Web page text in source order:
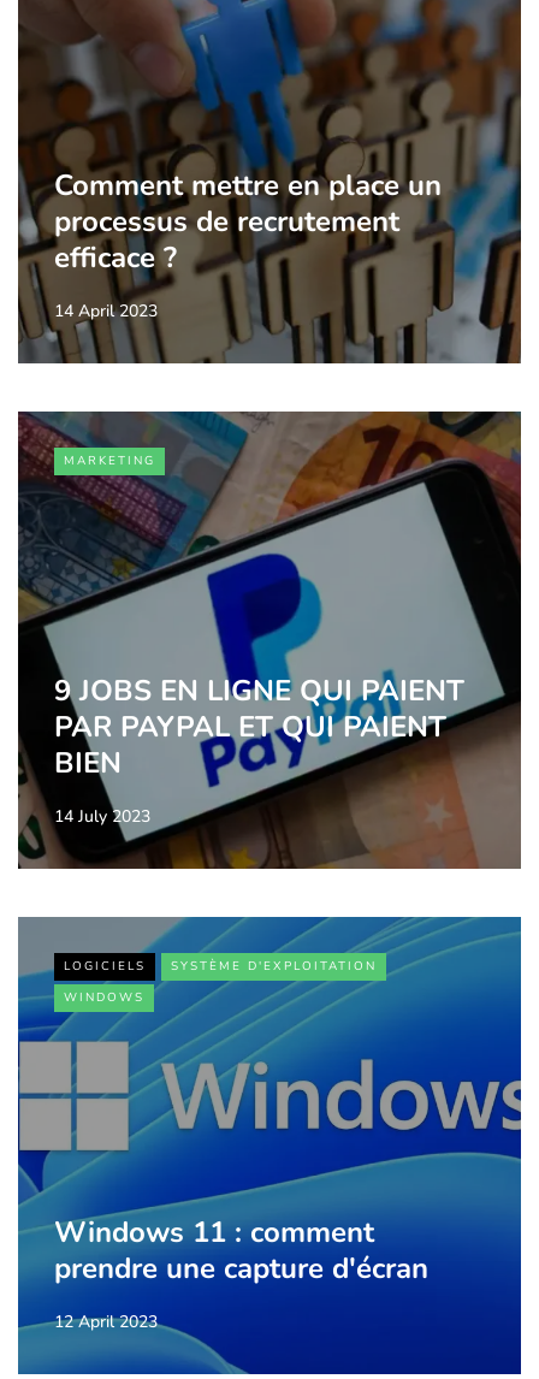
Comment mettre en place un
processus de recrutement
efficace ?
14 April 2023
MARKETING
9 JOBS EN LIGNE QUI PAIENT
PAR PAYPAL ET QUI PAIENT
BIEN
14 July 2023
LOGICIELS
SYSTÈME D'EXPLOITATION
WINDOWS
Windows 11 : comment
prendre une capture d'écran
12 April 2023